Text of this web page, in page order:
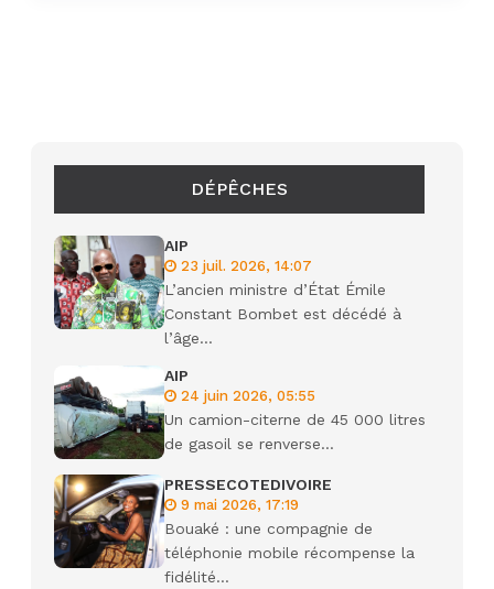
DÉPÊCHES
AIP
23 juil. 2026, 14:07
L’ancien ministre d’État Émile
Constant Bombet est décédé à
l’âge...
AIP
24 juin 2026, 05:55
Un camion-citerne de 45 000 litres
de gasoil se renverse...
PRESSECOTEDIVOIRE
9 mai 2026, 17:19
Bouaké : une compagnie de
téléphonie mobile récompense la
fidélité...